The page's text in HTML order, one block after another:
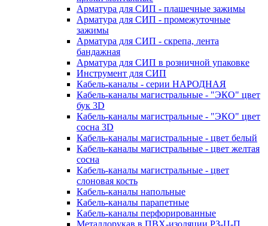
Арматура для СИП - плашечные зажимы
Арматура для СИП - промежуточные
зажимы
Арматура для СИП - скрепа, лента
бандажная
Арматура для СИП в розничной упаковке
Инструмент для СИП
Кабель-каналы - серии НАРОДНАЯ
Кабель-каналы магистральные - "ЭКО" цвет
бук 3D
Кабель-каналы магистральные - "ЭКО" цвет
сосна 3D
Кабель-каналы магистральные - цвет белый
Кабель-каналы магистральные - цвет желтая
сосна
Кабель-каналы магистральные - цвет
слоновая кость
Кабель-каналы напольные
Кабель-каналы парапетные
Кабель-каналы перфорированные
Металлорукав в ПВХ-изоляции РЗ-Ц-П